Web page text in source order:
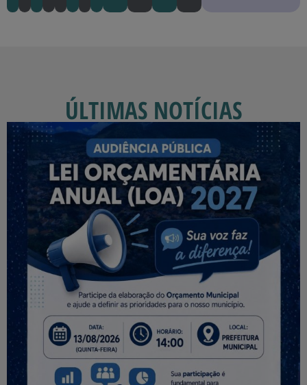
ÚLTIMAS NOTÍCIAS​